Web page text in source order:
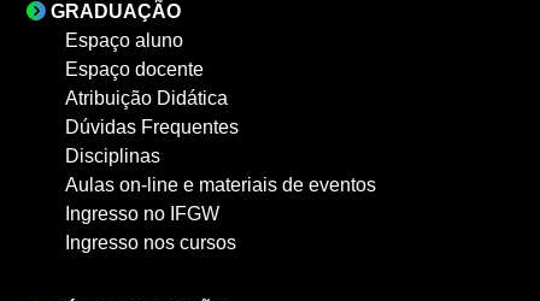
GRADUAÇÃO
Espaço aluno
Espaço docente
Atribuição Didática
Dúvidas Frequentes
Disciplinas
Aulas on-line e materiais de eventos
Ingresso no IFGW
Ingresso nos cursos